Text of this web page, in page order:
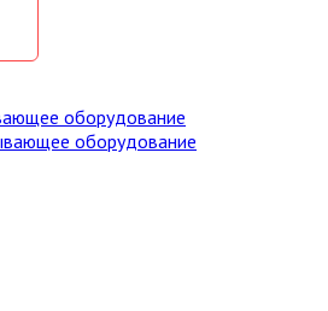
оборудование
оборудование